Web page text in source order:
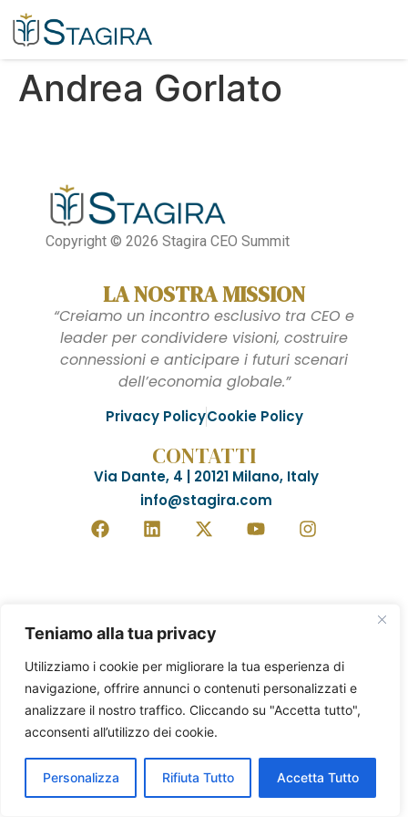
Teniamo alla tua privacy
Utilizziamo i cookie per migliorare la tua esperienza di
navigazione, offrire annunci o contenuti personalizzati e
analizzare il nostro traffico. Cliccando su "Accetta tutto",
acconsenti all’utilizzo dei cookie.
Personalizza Rifiuta Tutto Accetta Tutto
Andrea Gorlato​
Copyright © 2026 Stagira CEO Summit
LA NOSTRA MISSION
“Creiamo un incontro esclusivo tra CEO e
leader per condividere visioni, costruire
connessioni e anticipare i futuri scenari
dell’economia globale.”
Privacy PolicyCookie Policy
CONTATTI
Via Dante, 4 | 20121 Milano, Italy
info@stagira.com